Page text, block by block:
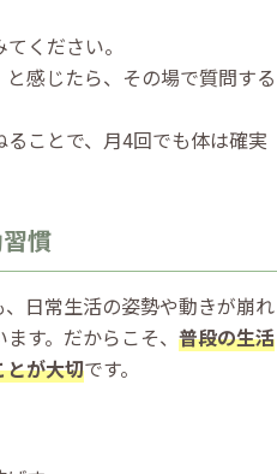
ください。
感じたら、その場で質問する
ことで、月4回でも体は確実
慣
日常生活の姿勢や動きが崩れ
す。だからこそ、 普段の生活
とが大切です。